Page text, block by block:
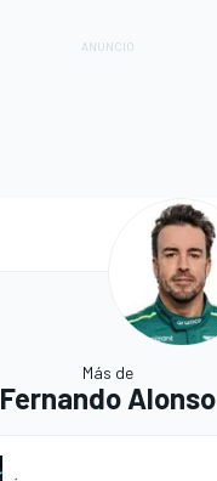
Más de
Fernando Alonso